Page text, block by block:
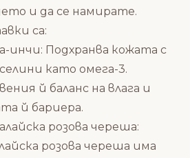
и да се намирате.
са:
инчи: Подхранва кожата с
като омега-3.
й баланс на влага и
й бариера.
розова череша:
розова череша има